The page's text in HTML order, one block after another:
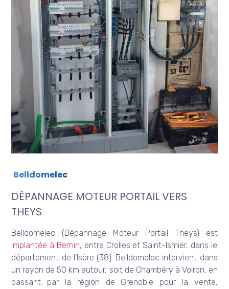
Belldomelec
DÉPANNAGE MOTEUR PORTAIL VERS
THEYS
Belldomelec (Dépannage Moteur Portail Theys) est
implantée à Bernin, entre Crolles et Saint-Ismier, dans le
département de l’Isère (38). Belldomelec intervient dans
un rayon de 50 km autour, soit de Chambéry à Voiron, en
passant par la région de Grenoble pour la vente,